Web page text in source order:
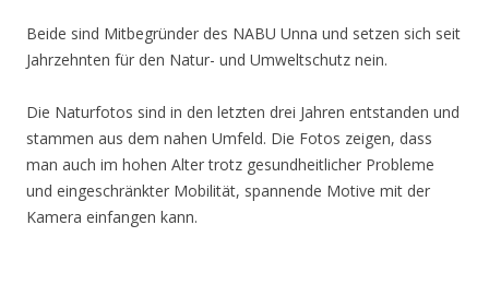
Beide sind Mitbegründer des NABU Unna und setzen sich seit
Jahrzehnten für den Natur- und Umweltschutz nein.
Die Naturfotos sind in den letzten drei Jahren entstanden und
stammen aus dem nahen Umfeld. Die Fotos zeigen, dass
man auch im hohen Alter trotz gesundheitlicher Probleme
und eingeschränkter Mobilität, spannende Motive mit der
Kamera einfangen kann.